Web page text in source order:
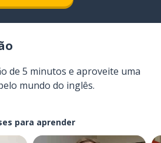
de 5 minutos e aproveite uma
mundo do inglês.
para aprender